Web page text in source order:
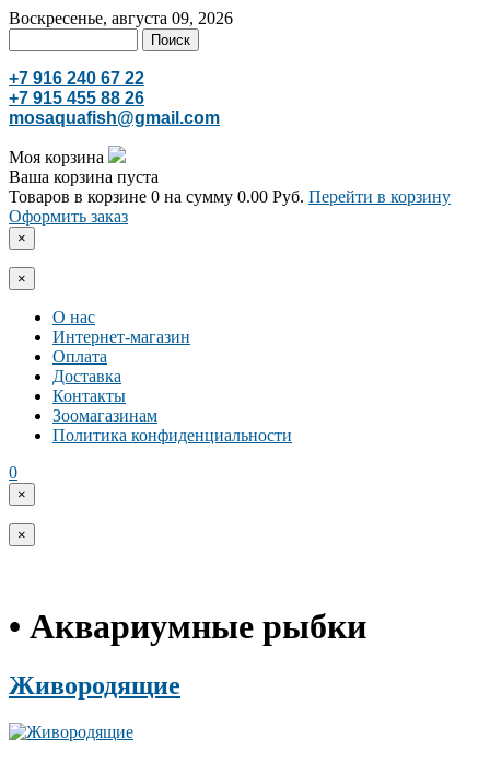
Воскресенье, августа 09, 2026
+7 916 240 67 22
+7 915 455 88 26
mosaquafish@gmail.com
Моя корзина
Ваша корзина пуста
Товаров в корзине 0 на сумму 0.00 Руб. Перейти в корзину
Оформить заказ
×
×
О нас
Интернет-магазин
Оплата
Доставка
Контакты
Зоомагазинам
Политика конфиденциальности
0
×
×
• Аквариумные рыбки
Живородящие